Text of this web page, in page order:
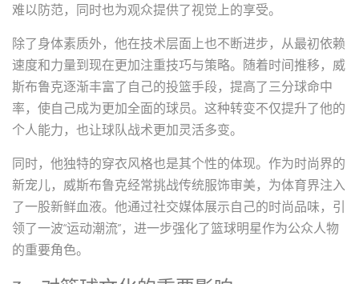
难以防范，同时也为观众提供了视觉上的享受。
除了身体素质外，他在技术层面上也不断进步，从最初依赖
速度和力量到现在更加注重技巧与策略。随着时间推移，威
斯布鲁克逐渐丰富了自己的投篮手段，提高了三分球命中
率，使自己成为更加全面的球员。这种转变不仅提升了他的
个人能力，也让球队战术更加灵活多变。
同时，他独特的穿衣风格也是其个性的体现。作为时尚界的
新宠儿，威斯布鲁克经常挑战传统服饰审美，为体育界注入
了一股新鲜血液。他通过社交媒体展示自己的时尚品味，引
领了一波“运动潮流”，进一步强化了篮球明星作为公众人物
的重要角色。